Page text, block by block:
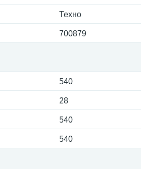
Техно
700879
540
28
540
540